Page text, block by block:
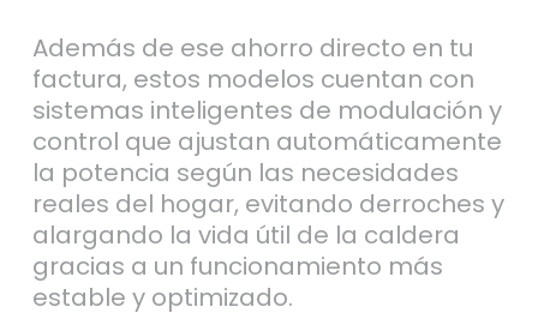
Además de ese ahorro directo en tu
factura, estos modelos cuentan con
sistemas inteligentes de modulación y
control que ajustan automáticamente
la potencia según las necesidades
reales del hogar, evitando derroches y
alargando la vida útil de la caldera
gracias a un funcionamiento más
estable y optimizado.